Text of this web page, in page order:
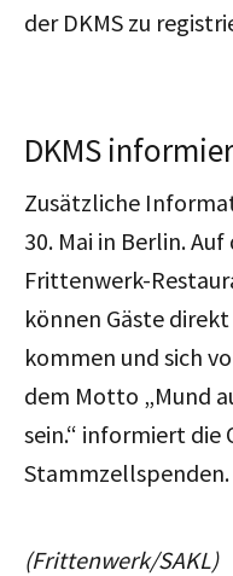
der DKMS zu
DKMS
Zusätzliche
30. Mai in Berlin.
Frittenwerk-
können Gäste
kommen und sich
dem Motto „Mund
sein.“ informiert die
Stammzellspenden.
(Frittenwerk/SAKL)